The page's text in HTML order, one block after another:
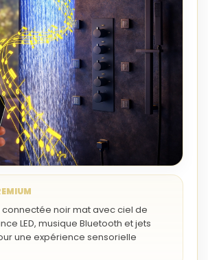
noir mat avec ciel de
LED, musique Bluetooth et jets
une expérience sensorielle